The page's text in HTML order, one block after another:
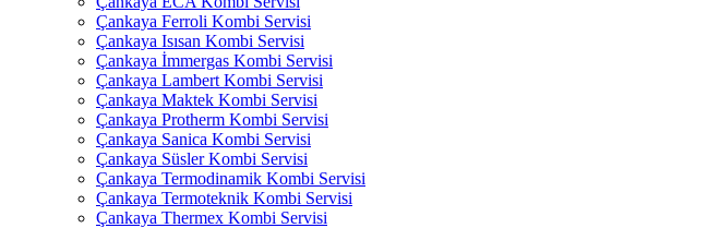
Çankaya Ferroli Kombi Servisi
Çankaya Isısan Kombi Servisi
Çankaya İmmergas Kombi Servisi
Çankaya Lambert Kombi Servisi
Çankaya Maktek Kombi Servisi
Çankaya Protherm Kombi Servisi
Çankaya Sanica Kombi Servisi
Çankaya Süsler Kombi Servisi
Çankaya Termodinamik Kombi Servisi
Çankaya Termoteknik Kombi Servisi
Çankaya Thermex Kombi Servisi